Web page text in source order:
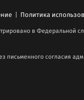
| Политика
в Федеральной
согласия